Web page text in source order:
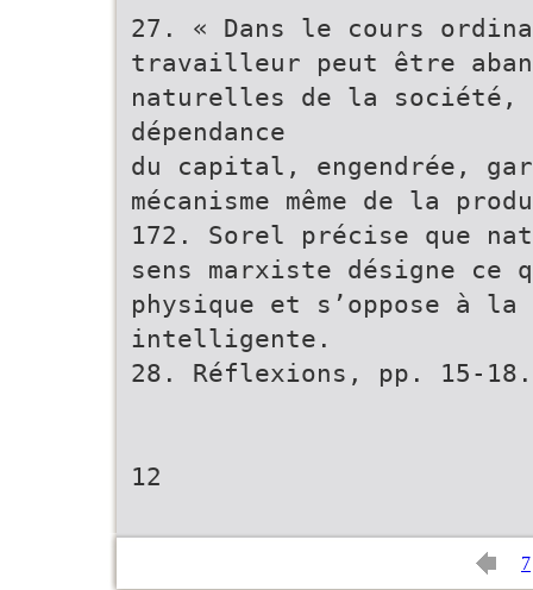
27. « Dans le cours
travailleur peut être
naturelles de la société,
dépendance
du capital, engendrée,
mécanisme même de la
172. Sorel précise que
sens marxiste désigne ce
physique et s’oppose à
intelligente.
28. Réflexions, pp. 15-18.
12
7